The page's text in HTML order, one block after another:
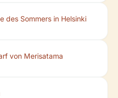
des Sommers in Helsinki
von Merisatama